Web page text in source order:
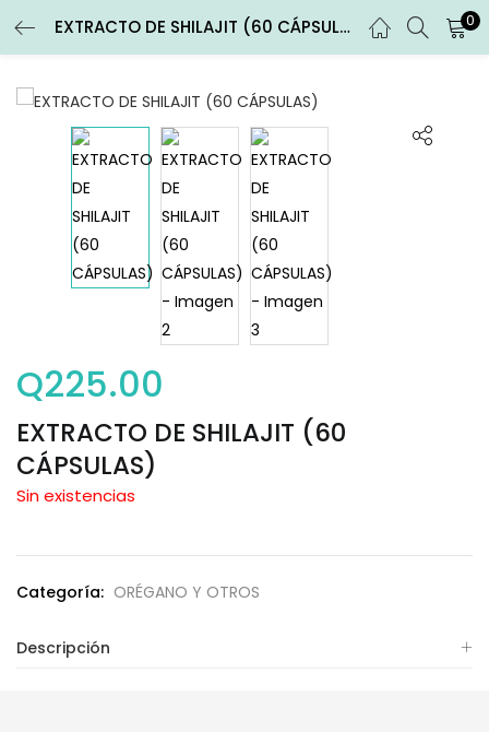
EXTRACTO DE SHILAJIT (60 CÁPSULAS) 0
EXTRACTO DE SHILAJIT (60
CÁPSULAS)
Q225.00
Sin existencias
Categoría: ORÉGANO Y OTROS
Descripción
ENTRAR REGISTRARSE
Introduce tu nombre de usuario y contraseña para iniciar
Recuérdame
Entrar
¿Contraseña perdida?